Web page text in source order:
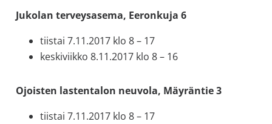
Jukolan terveysasema, Eeronkuja 6
tiistai 7.11.2017 klo 8 – 17
keskiviikko 8.11.2017 klo 8 – 16
Ojoisten lastentalon neuvola, Mäyräntie 3
tiistai 7.11.2017 klo 8 – 17